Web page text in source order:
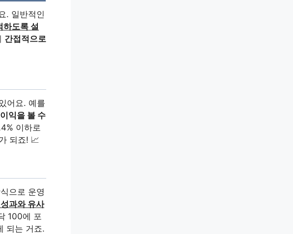
. 일반적인
하도록 설
간접적으로
어요. 예를
익을 볼 수
이하로
되죠! 📈
식으로 운영
과와 유사
100에 포
되는 거죠.